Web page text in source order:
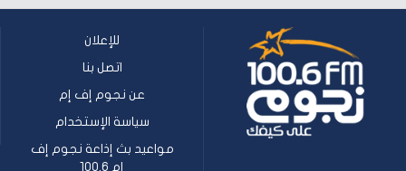
للإعلان
اتصل بنا
عن نجوم إف إم
سياسة الإستخدام
مواعيد بث إذاعة نجوم إف
إم 100.6